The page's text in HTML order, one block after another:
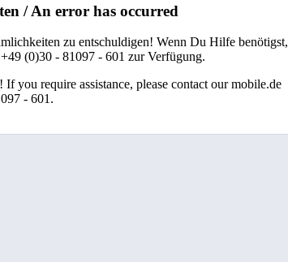
/ An error has occurred
zu entschuldigen! Wenn Du Hilfe benötigst,
(0)30 - 81097 - 601 zur Verfügung.
you require assistance, please contact our mobile.de
- 601.